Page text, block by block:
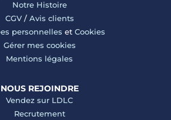
Notre Histoire
CGV/ Avis clients
personnelles et Cookies
Gérer mes cookies
Mentions légales
NOUS REJOINDRE
Vendez sur LDLC
Recrutement